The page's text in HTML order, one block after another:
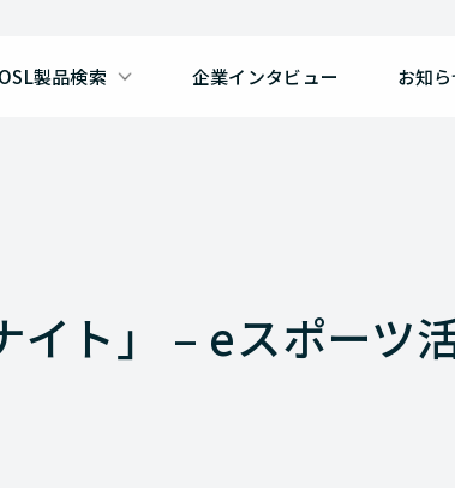
製品検索 企業インタビュー お知
イト」 – eスポーツ